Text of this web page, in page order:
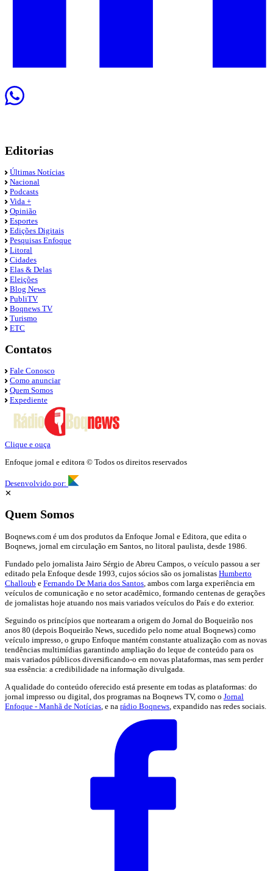
Editorias
Últimas Notícias
Nacional
Podcasts
Vida +
Opinião
Esportes
Edições Digitais
Pesquisas Enfoque
Litoral
Cidades
Elas & Delas
Eleições
Blog News
PubliTV
Boqnews TV
Turismo
ETC
Contatos
Fale Conosco
Como anunciar
Quem Somos
Expediente
Clique e ouça
Enfoque jornal e editora © Todos os direitos reservados
Desenvolvido por:
✕
Quem Somos
Boqnews.com é um dos produtos da Enfoque Jornal e Editora, que edita o
Boqnews, jornal em circulação em Santos, no litoral paulista, desde 1986.
Fundado pelo jornalista Jairo Sérgio de Abreu Campos, o veículo passou a ser
editado pela Enfoque desde 1993, cujos sócios são os jornalistas Humberto
Challoub e Fernando De Maria dos Santos , ambos com larga experiência em
veículos de comunicação e no setor acadêmico, formando centenas de gerações
de jornalistas hoje atuando nos mais variados veículos do País e do exterior.
Seguindo os princípios que nortearam a origem do Jornal do Boqueirão nos
anos 80 (depois Boqueirão News, sucedido pelo nome atual Boqnews) como
veículo impresso, o grupo Enfoque mantém constante atualização com as novas
tendências multimídias garantindo ampliação do leque de conteúdo para os
mais variados públicos diversificando-o em novas plataformas, mas sem perder
sua essência: a credibilidade na informação divulgada.
A qualidade do conteúdo oferecido está presente em todas as plataformas: do
jornal impresso ou digital, dos programas na Boqnews TV, como o Jornal
Enfoque - Manhã de Notícias , e na rádio Boqnews , expandido nas redes sociais.